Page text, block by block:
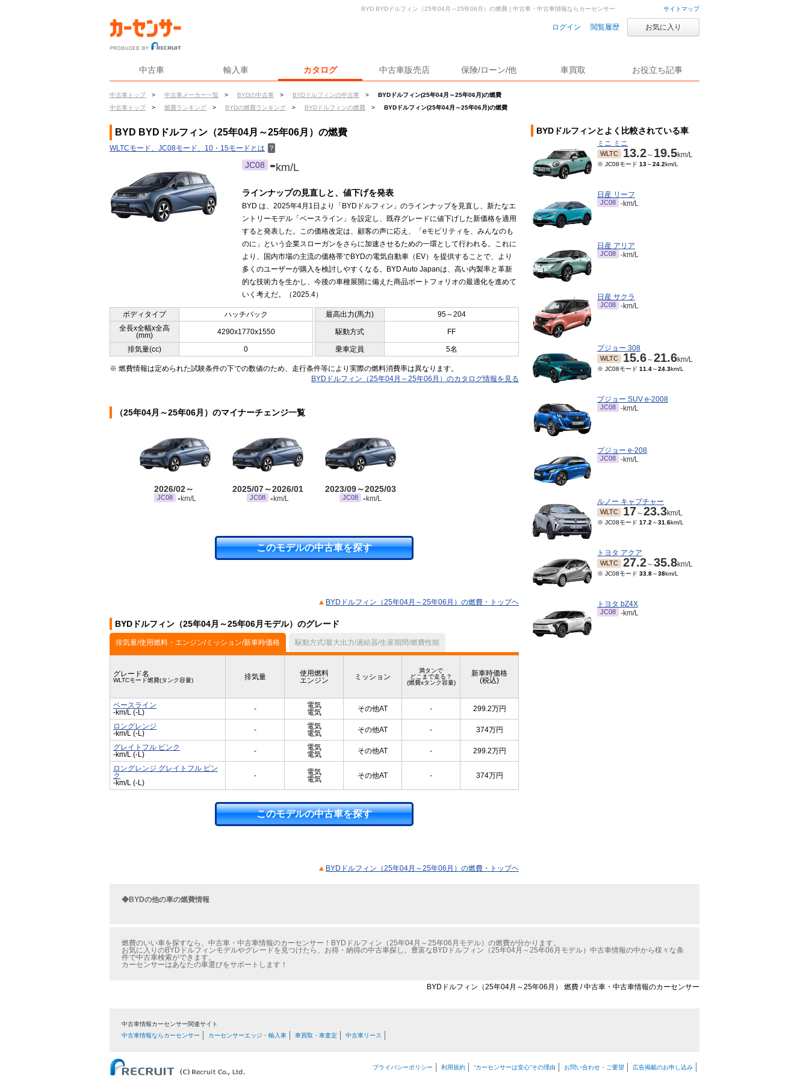
サイトマップ
ログイン 閲覧履歴 お気に入り
中古車 輸入車 カタログ 中古車販売店 保険/ローン/他 車買取 お役立ち記事
中古車トップ > 中古車メーカー一覧 > BYDの中古車 > BYDドルフィンの中古車 >
BYDドルフィン(25年04月～25年06月)の燃費
中古車トップ
> 燃費ランキング > BYDの燃費ランキング > BYDドルフィンの燃費 > BYDドルフィン(25年04月～25年06月)の燃費
BYD BYDドルフィン（25年04月～25年06月）の燃費 | 中古車・中古車情報ならカーセンサー
BYD BYDドルフィン（25年04月～25年06月）の燃費
WLTCモード、JC08モード、10・15モードとは ？
JC08 -km/L
ラインナップの見直しと、値下げを発表
BYD は、2025年4月1日より「BYDドルフィン」のラインナップを見直し、新たなエ
ントリーモデル「ベースライン」を設定し、既存グレードに値下げした新価格を適用
すると発表した。この価格改定は、顧客の声に応え、「eモビリティを、みんなのも
のに」という企業スローガンをさらに加速させるための一環として行われる。これに
より、国内市場の主流の価格帯でBYDの電気自動車（EV）を提供することで、より
多くのユーザーが購入を検討しやすくなる。BYD Auto Japanは、高い内製率と革新
的な技術力を生かし、今後の車種展開に備えた商品ポートフォリオの最適化を進めて
いく考えだ。（2025.4）
ボディタイプ ハッチバック 最高出力(馬力)
95～204
全長x全幅x全高
(mm)
4290x1770x1550 駆動方式 FF
排気量(cc) 0 乗車定員 5名
※ 燃費情報は定められた試験条件の下での数値のため、走行条件等により実際の燃料消費率は異なります。
BYDドルフィン（25年04月～25年06月）のカタログ情報を見る
（25年04月～25年06月）のマイナーチェンジ一覧
2026/02～
JC08 - km/L
2025/07～2026/01
JC08 - km/L
2023/09～2025/03
JC08 - km/L
このモデルの中古車を探す
BYDドルフィン（25年04月～25年06月）の燃費・トップヘ
BYDドルフィン（25年04月～25年06月モデル）のグレード
排気量/使用燃料・エンジン/ミッション/新車時価格 駆動方式/最大出力/過給器/生産期間/燃費性能
グレード名
WLTCモード燃費(タンク容量) 排気量
使用燃料
エンジン
ミッション
満タンで
どこまで走る？
(燃費xタンク容量)
新車時価格
(税込)
ベースライン
-km/L (-L)
-
電気
電気
その他AT - 299.2万円
ロングレンジ
-km/L (-L)
-
電気
電気
その他AT - 374万円
グレイトフル ピンク
-km/L (-L)
-
電気
電気
その他AT - 299.2万円
ロングレンジ グレイトフル ピン
ク
-km/L (-L)
-
電気
電気
その他AT - 374万円
このモデルの中古車を探す
BYDドルフィン（25年04月～25年06月）の燃費・トップヘ
BYDドルフィンとよく比較されている車
ミニ ミニ
WLTC 13.2～ 19.5km/L
※ JC08モード 13～24.2km/L
日産 リーフ
JC08 -km/L
日産 アリア
JC08 -km/L
日産 サクラ
JC08 -km/L
プジョー 308
WLTC 15.6～21.6km/L
※ JC08モード 11.4～24.3km/L
プジョー SUV e-2008
JC08 -km/L
プジョー e-208
JC08 -km/L
ルノー キャプチャー
WLTC 17～23.3km/L
※ JC08モード 17.2 ～31.6km/L
トヨタ アクア
WLTC 27.2～35.8km/L
※ JC08モード 33.8～38km/L
トヨタ bZ4X
JC08 -km/L
◆BYDの他の車の燃費情報
燃費のいい車を探すなら、中古車・中古車情報のカーセンサー！BYDドルフィン（25年04月～25年06月モデル）の燃費が分かります。
お気に入りのBYDドルフィンモデルやグレードを見つけたら、お得・納得の中古車探し。豊富なBYDドルフィン（25年04月～25年06月モデル）中古車情報の中から様々な条
件で中古車検索ができます。
カーセンサーはあなたの車選びをサポートします！
BYDドルフィン（25年04月～25年06月） 燃費 / 中古車・中古車情報のカーセンサー
中古車情報カーセンサー関連サイト
中古車情報ならカーセンサー
カーセンサーエッジ・輸入車 車買取・車査定 中古車リース
プライバシーポリシー 利用規約 “カーセンサーは安心”その理由 お問い合わせ・ご要望 広告掲載のお申し込み